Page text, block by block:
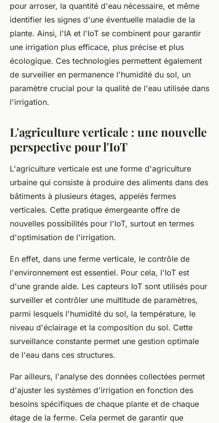
pour arroser, la quantité d'eau nécessaire, et même
identifier les signes d'une éventuelle maladie de la
plante. Ainsi, l'IA et l'IoT se combinent pour garantir
une irrigation plus efficace, plus précise et plus
écologique. Ces technologies permettent également
de surveiller en permanence l'humidité du sol, un
paramètre crucial pour la qualité de l'eau utilisée dans
l'irrigation.
L'agriculture verticale : une nouvelle
perspective pour l'IoT
L'agriculture verticale est une forme d'agriculture
urbaine qui consiste à produire des aliments dans des
bâtiments à plusieurs étages, appelés fermes
verticales. Cette pratique émergeante offre de
nouvelles possibilités pour l'IoT, surtout en termes
d'optimisation de l'irrigation.
En effet, dans une ferme verticale, le contrôle de
l'environnement est essentiel. Pour cela, l'IoT est
d'une grande aide. Les capteurs IoT sont utilisés pour
surveiller et contrôler une multitude de paramètres,
parmi lesquels l'humidité du sol, la température, le
niveau d'éclairage et la composition du sol. Cette
surveillance constante permet une gestion optimale
de l'eau dans ces structures.
Par ailleurs, l'analyse des données collectées permet
d'ajuster les systèmes d'irrigation en fonction des
besoins spécifiques de chaque plante et de chaque
étage de la ferme. Cela permet de garantir que